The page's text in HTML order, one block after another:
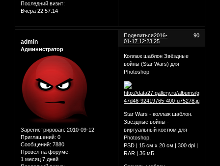
Последний визит:
Вчера 22:57:14
Поделиться 90
2016-
01-17 12:23:25
admin
Администратор
Зарегистрирован: 2010-09-12
Приглашений: 0
Сообщений: 7880
Провел на форуме:
1 месяц 7 дней
Коллаж шаблон Звёздные
войны (Star Wars) для
Photoshop
Star Wars - коллаж шаблон.
Звёздные войны -
виртуальный костюм для
Photoshop.
PSD | 15 cм х 20 см | 300 dpi |
RAR | 36 мБ